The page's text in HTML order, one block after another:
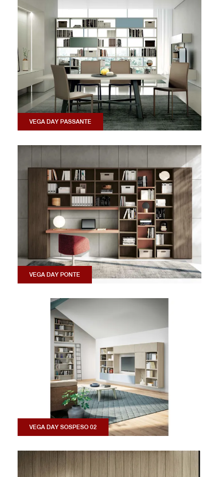
VEGA DAY PASSANTE
VEGA DAY PONTE
VEGA DAY SOSPESO 02